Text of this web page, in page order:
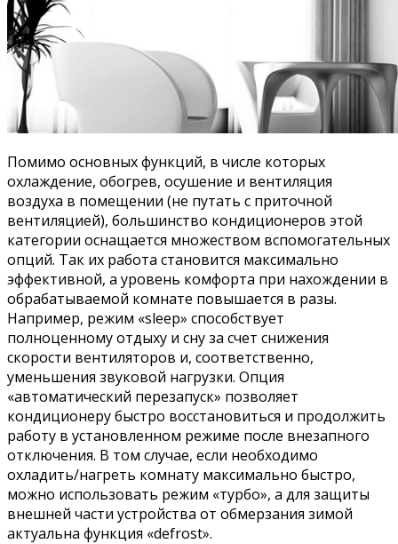
Помимо основных функций, в числе которых
охлаждение, обогрев, осушение и вентиляция
воздуха в помещении (не путать с приточной
вентиляцией), большинство кондиционеров этой
категории оснащается множеством вспомогательных
опций. Так их работа становится максимально
эффективной, а уровень комфорта при нахождении в
обрабатываемой комнате повышается в разы.
Например, режим «sleep» способствует
полноценному отдыху и сну за счет снижения
скорости вентиляторов и, соответственно,
уменьшения звуковой нагрузки. Опция
«автоматический перезапуск» позволяет
кондиционеру быстро восстановиться и продолжить
работу в установленном режиме после внезапного
отключения. В том случае, если необходимо
охладить/нагреть комнату максимально быстро,
можно использовать режим «турбо», а для защиты
внешней части устройства от обмерзания зимой
актуальна функция «defrost».